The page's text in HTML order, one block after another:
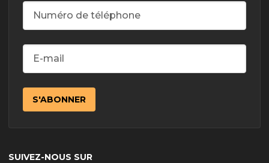
SUIVEZ-NOUS SUR